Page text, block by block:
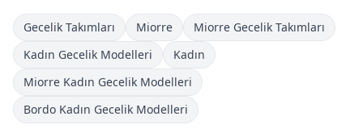
Gecelik Takımları Miorre
Miorre Gecelik Takımları
Kadın Gecelik Modelleri
Kadın
Miorre Kadın Gecelik Modelleri
Bordo Kadın Gecelik Modelleri